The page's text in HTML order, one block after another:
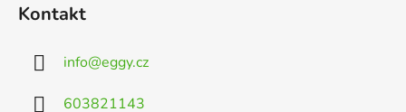
Kontakt
info@eggy.cz
603821143